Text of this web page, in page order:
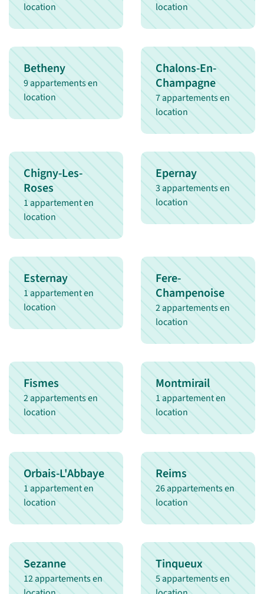
location
location
Betheny
9 appartements en
location
Chalons-En-
Champagne
7 appartements en
location
Chigny-Les-
Roses
1 appartement en
location
Epernay
3 appartements en
location
Esternay
1 appartement en
location
Fere-
Champenoise
2 appartements en
location
Fismes
2 appartements en
location
Montmirail
1 appartement en
location
Orbais-L'Abbaye
1 appartement en
location
Reims
26 appartements en
location
Sezanne
12 appartements en
Tinqueux
5 appartements en